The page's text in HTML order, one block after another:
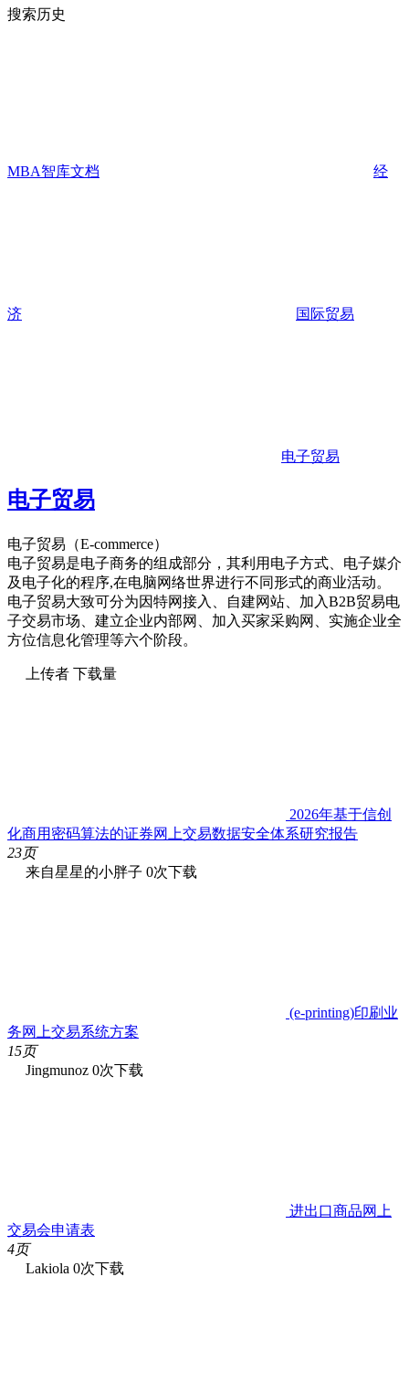
搜索历史
MBA智库文档 经
济 国际贸易
电子贸易
电子贸易
电子贸易（E-commerce）
电子贸易是电子商务的组成部分，其利用电子方式、电子媒介
及电子化的程序,在电脑网络世界进行不同形式的商业活动。
电子贸易大致可分为因特网接入、自建网站、加入B2B贸易电
子交易市场、建立企业内部网、加入买家采购网、实施企业全
方位信息化管理等六个阶段。
上传者 下载量
2026年基于信创
化商用密码算法的证券网上交易数据安全体系研究报告
23页
来自星星的小胖子 0次下载
(e-printing)印刷业
务网上交易系统方案
15页
Jingmunoz 0次下载
进出口商品网上
交易会申请表
4页
Lakiola 0次下载